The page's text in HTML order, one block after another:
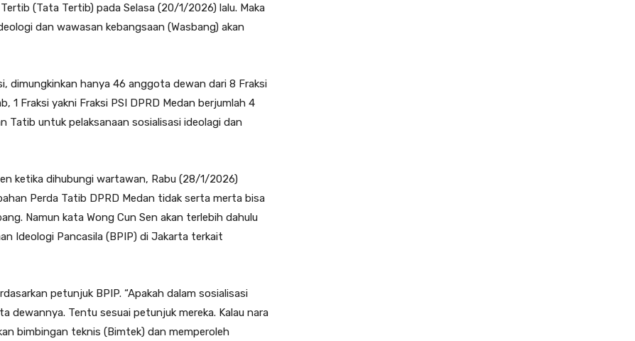
(Tata Tertib) pada Selasa (20/1/2026) lalu. Maka
dan wawasan kebangsaan (Wasbang) akan
dimungkinkan hanya 46 anggota dewan dari 8 Fraksi
1 Fraksi yakni Fraksi PSI DPRD Medan berjumlah 4
Tatib untuk pelaksanaan sosialisasi ideolagi dan
ketika dihubungi wartawan, Rabu (28/1/2026)
Perda Tatib DPRD Medan tidak serta merta bisa
Namun kata Wong Cun Sen akan terlebih dahulu
Ideologi Pancasila (BPIP) di Jakarta terkait
petunjuk BPIP. “Apakah dalam sosialisasi
dewannya. Tentu sesuai petunjuk mereka. Kalau nara
bimbingan teknis (Bimtek) dan memperoleh